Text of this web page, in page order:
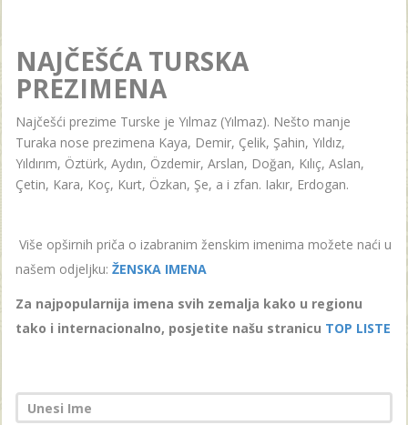
NAJČEŠĆA TURSKA
PREZIMENA
Najčešći prezime Turske je Yılmaz (Yılmaz). Nešto manje
Turaka nose prezimena Kaya, Demir, Çelik, Şahin, Yıldız,
Yıldırım, Öztürk, Aydın, Özdemir, Arslan, Doğan, Kılıç, Aslan,
Çetin, Kara, Koç, Kurt, Özkan, Şe, a i zfan. Iakır, Erdogan.
Više opširnih priča o izabranim ženskim imenima možete naći u
našem odjeljku: ŽENSKA IMENA
Za najpopularnija imena svih zemalja kako u regionu
tako i internacionalno, posjetite našu stranicu TOP LISTE